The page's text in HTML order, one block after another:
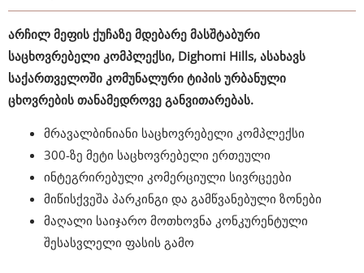
არჩილ მეფის ქუჩაზე მდებარე მასშტაბური
საცხოვრებელი კომპლექსი, Dighomi Hills, ასახავს
საქართველოში კომუნალური ტიპის ურბანული
ცხოვრების თანამედროვე განვითარებას.
მრავალბინიანი საცხოვრებელი კომპლექსი
300-ზე მეტი საცხოვრებელი ერთეული
ინტეგრირებული კომერციული სივრცეები
მიწისქვეშა პარკინგი და გამწვანებული ზონები
მაღალი საიჯარო მოთხოვნა კონკურენტული
შესასვლელი ფასის გამო